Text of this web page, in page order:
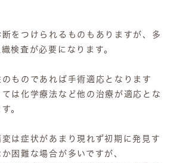
をつけられるものもありますが、多
検査が必要になります。
ものであれば手術適応となります
は化学療法など他の治療が適応とな
。
は症状があまり現れず初期に発見す
困難な場合が多いですが、